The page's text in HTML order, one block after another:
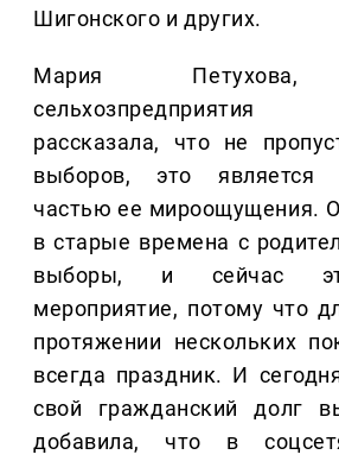
Шигонского и других.
Мария Петухова,
сельхозпредприятия
рассказала, что не
выборов, это является
частью ее мироощущения.
в старые времена с
выборы, и сейчас
мероприятие, потому что
протяжении нескольких
всегда праздник. И
свой гражданский долг
добавила, что в